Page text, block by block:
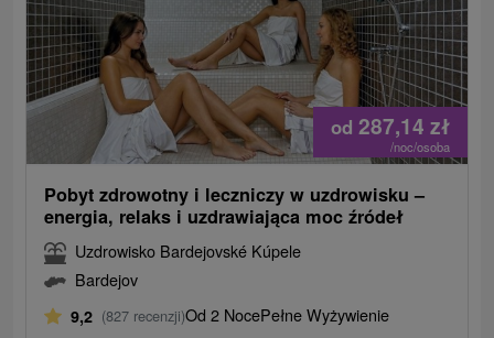
od 287,14 zł
/noc/osoba
Pobyt zdrowotny i leczniczy w uzdrowisku –
energia, relaks i uzdrawiająca moc źródeł
Uzdrowisko Bardejovské Kúpele
Bardejov
9,2 (827 recenzji)Od 2 NocePełne Wyżywienie